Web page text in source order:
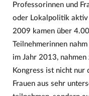
Professorinnen und
oder Lokalpolitik aktiv
2009 kamen über
Teilnehmerinnen
im Jahr 2013,
Kongress ist nicht nur
Frauen aus sehr